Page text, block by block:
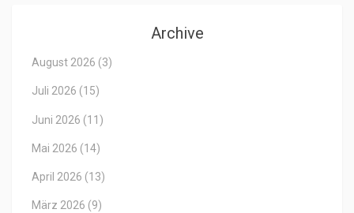
Archive
August 2026 (3)
Juli 2026 (15)
Juni 2026 (11)
Mai 2026 (14)
April 2026 (13)
März 2026 (9)